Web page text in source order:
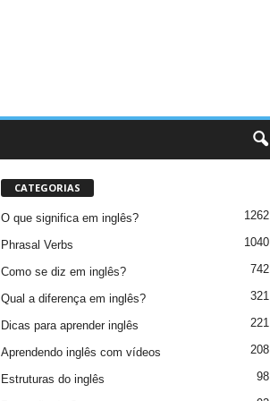
CATEGORIAS
O que significa em inglês? 1262
Phrasal Verbs 1040
Como se diz em inglês? 742
Qual a diferença em inglês? 321
Dicas para aprender inglês 221
Aprendendo inglês com vídeos 208
Estruturas do inglês 98